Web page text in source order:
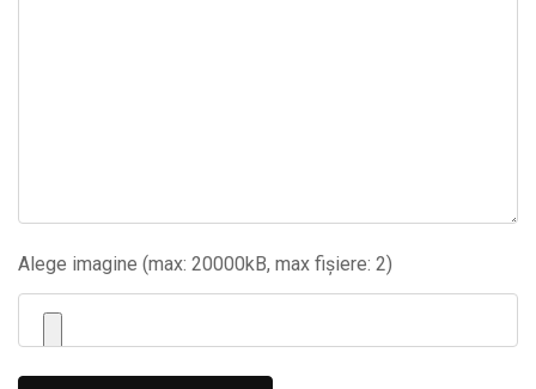
Alege imagine (max: 20000kB, max fișiere: 2)